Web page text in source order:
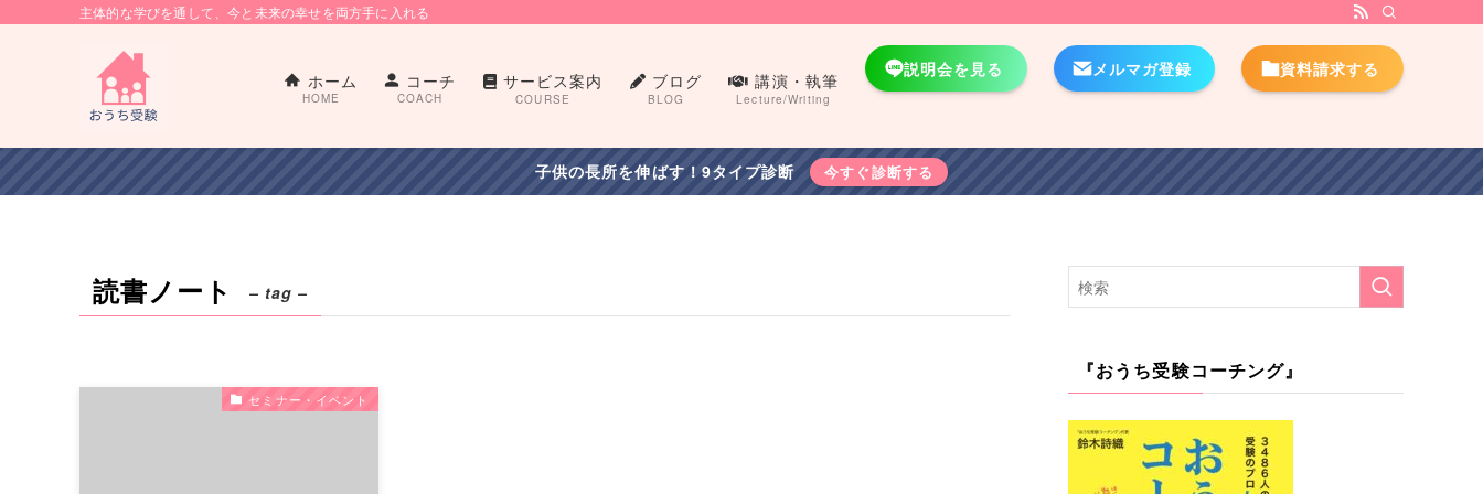
主体的な学びを通して、今と未来の幸せを両方手に入れる
ホーム
HOME
コーチ
COACH
サービス案内
COURSE
ブログ
BLOG
講演・執筆
Lecture/Writing
説明会を見る メルマガ登録 資料請求する
子供の長所を伸ばす！9タイプ診断 今すぐ診断する
読書ノート – tag –
セミナー・イベント
『おうち受験コーチング』